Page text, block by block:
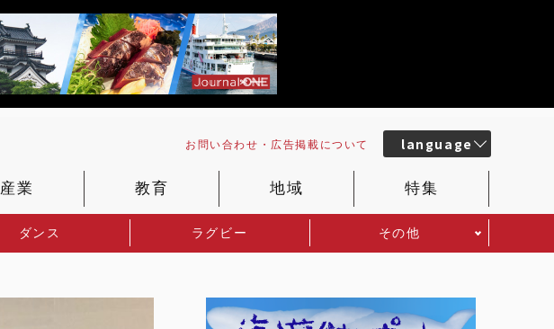
お問い合わせ・ 広告掲載 について language
産業 教育 地域 特集
ダンス ラグビー その他